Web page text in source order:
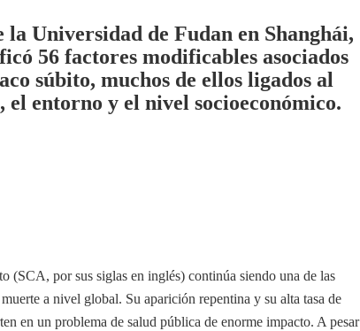
la Universidad de Fudan en Shanghái,
56 factores modificables asociados
súbito, muchos de ellos ligados al
el entorno y el nivel socioeconómico.
(SCA, por sus siglas en inglés) continúa siendo una de las
a nivel global. Su aparición repentina y su alta tasa de
en un problema de salud pública de enorme impacto. A pesar